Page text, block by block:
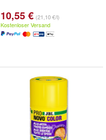
10,55 € (21,10 €/l)
Kostenloser Versand